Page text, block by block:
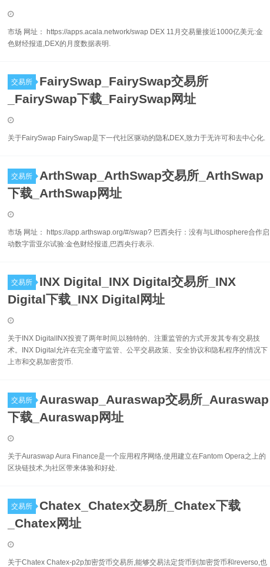
市场 网址： https://apps.acala.network/swap DEX 11月交易量接近1000亿美元:金
色财经报道,DEX的月度数据表明.
交易所
FairySwap_FairySwap交易所
_FairySwap下载_FairySwap网址
关于FairySwap FairySwap是下一代社区驱动的隐私DEX,致力于无许可和去中心化.
交易所
ArthSwap_ArthSwap交易所_ArthSwap
下载_ArthSwap网址
市场 网址： https://app.arthswap.org/#/swap? 巴西央行：没有与Lithosphere合作启
动数字雷亚尔试验:金色财经报道,巴西央行表示.
交易所
INX Digital_INX Digital交易所_INX
Digital下载_INX Digital网址
关于INX DigitalINX投资了两年时间,以独特的、注重监管的方式开发其专有交易技
术。INX Digital允许在完全遵守监管、公平交易政策、安全协议和隐私程序的情况下
上市和交易加密货币.
交易所
Auraswap_Auraswap交易所_Auraswap
下载_Auraswap网址
关于Auraswap Aura Finance是一个应用程序网络,使用建立在Fantom Opera之上的
区块链技术,为社区带来体验和好处.
交易所
Chatex_Chatex交易所_Chatex下载
_Chatex网址
关于Chatex Chatex-p2p加密货币交易所,能够交易法定货币到加密货币和reverso,也